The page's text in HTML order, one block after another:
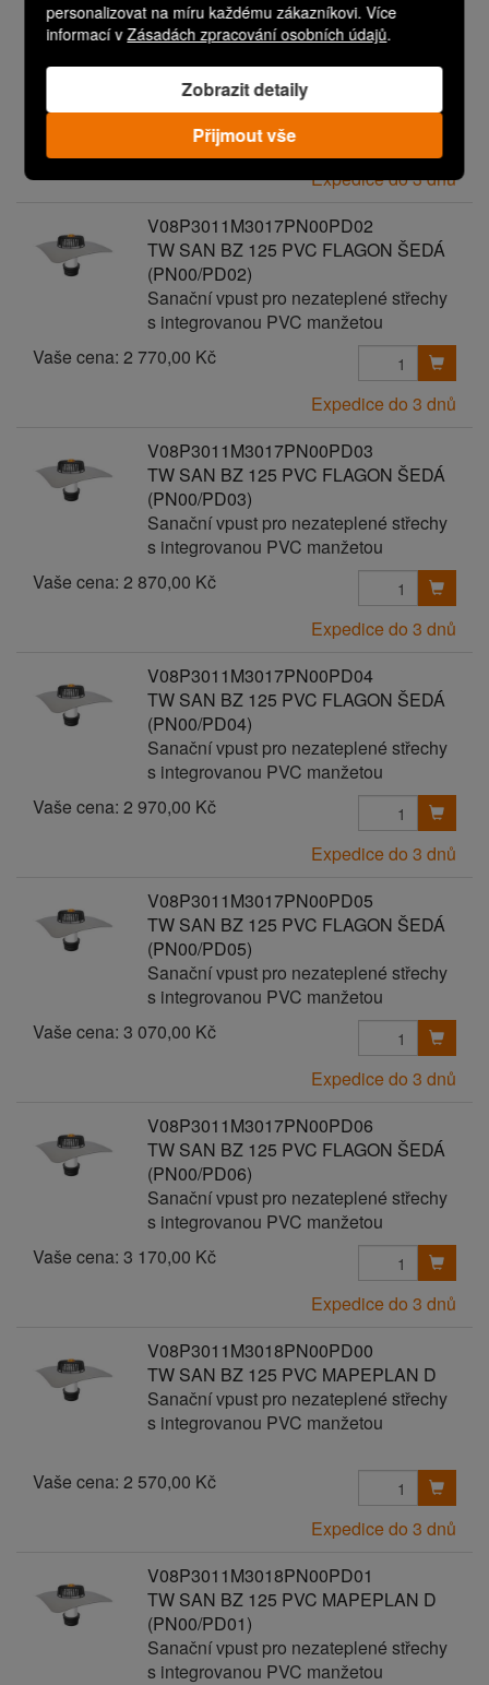
personalizovat na míru každému zákazníkovi. Více
informací vZásadách zpracování osobních údajů.
Zobrazit detaily
Přijmout vše
TW SAN BZ 125 PVC FLAGON ŠEDÁ
(PN00/PD01)
Sanační vpust pro nezateplené střechy
s integrovanou PVC manžetou
2 670,00 Kč
Expedice do 3 dnů
V08P3011M3017PN00PD02
TW SAN BZ 125 PVC FLAGON ŠEDÁ
(PN00/PD02)
Sanační vpust pro nezateplené střechy
s integrovanou PVC manžetou
Vaše cena: 2 770,00 Kč
Expedice do 3 dnů
V08P3011M3017PN00PD03
TW SAN BZ 125 PVC FLAGON ŠEDÁ
(PN00/PD03)
Sanační vpust pro nezateplené střechy
s integrovanou PVC manžetou
Vaše cena: 2 870,00 Kč
Expedice do 3 dnů
V08P3011M3017PN00PD04
TW SAN BZ 125 PVC FLAGON ŠEDÁ
(PN00/PD04)
Sanační vpust pro nezateplené střechy
s integrovanou PVC manžetou
Vaše cena: 2 970,00 Kč
Expedice do 3 dnů
V08P3011M3017PN00PD05
TW SAN BZ 125 PVC FLAGON ŠEDÁ
(PN00/PD05)
Sanační vpust pro nezateplené střechy
s integrovanou PVC manžetou
Vaše cena: 3 070,00 Kč
Expedice do 3 dnů
V08P3011M3017PN00PD06
TW SAN BZ 125 PVC FLAGON ŠEDÁ
(PN00/PD06)
Sanační vpust pro nezateplené střechy
s integrovanou PVC manžetou
Vaše cena: 3 170,00 Kč
Expedice do 3 dnů
V08P3011M3018PN00PD00
TW SAN BZ 125 PVC MAPEPLAN D
Sanační vpust pro nezateplené střechy
s integrovanou PVC manžetou
Vaše cena: 2 570,00 Kč
Expedice do 3 dnů
V08P3011M3018PN00PD01
TW SAN BZ 125 PVC MAPEPLAN D
(PN00/PD01)
Sanační vpust pro nezateplené střechy
s integrovanou PVC manžetou